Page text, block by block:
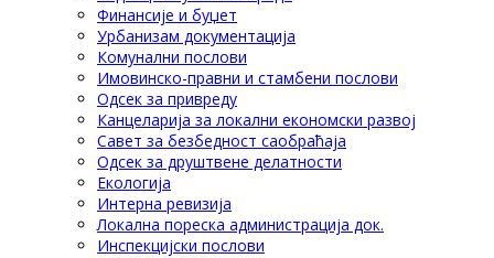
Финансије и буџет
Урбанизам документација
Комунални послови
Имовинско-правни и стамбени послови
Одсек за привреду
Канцеларија за локални економски развој
Савет за безбедност саобраћаја
Одсек за друштвене делатности
Eкологија
Интерна ревизија
Локална пореска администрација док.
Инспекцијски послови